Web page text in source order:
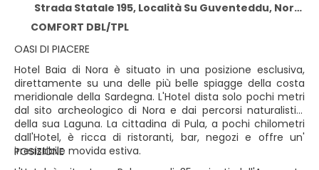
Strada Statale 195, Località Su Guventeddu, Nora, PULA (CA) 09010
COMFORT DBL/TPL
OASI DI PIACERE
Hotel Baia di Nora è situato in una posizione esclusiva,
direttamente su una delle più belle spiagge della costa
meridionale della Sardegna. L'Hotel dista solo pochi metri
dal sito archeologico di Nora e dai percorsi naturalistici
della sua Laguna. La cittadina di Pula, a pochi chilometri
dall'Hotel, è ricca di ristoranti, bar, negozi e offre un'
irresistibile movida estiva.
POSIZIONE